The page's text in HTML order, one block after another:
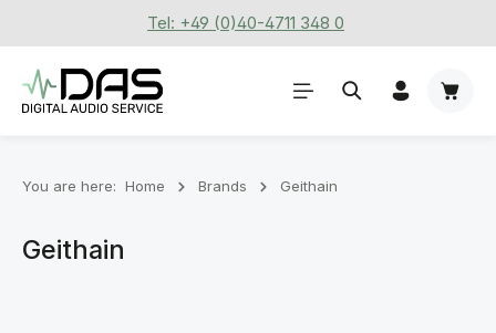
Skip to main contentTel: +49 (0)40-4711 348 0
You are here: Home Brands Geithain
Geithain